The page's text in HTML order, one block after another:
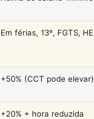
Em férias, 13º, FGTS, HE
+50% (CCT pode elevar)
+20% + hora reduzida